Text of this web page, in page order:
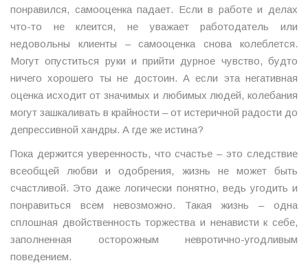
понравился, самооценка падает. Если в работе и делах
что-то не клеится, не уважает работодатель или
недовольны клиенты – самооценка снова колеблется.
Могут опуститься руки и прийти дурное чувство, будто
ничего хорошего ты не достоин. А если эта негативная
оценка исходит от значимых и любимых людей, колебания
могут зашкаливать в крайности – от истеричной радости до
депрессивной хандры. А где же истина?
Пока держится уверенность, что счастье – это следствие
всеобщей любви и одобрения, жизнь не может быть
счастливой. Это даже логически понятно, ведь угодить и
понравиться всем невозможно. Такая жизнь – одна
сплошная двойственность торжества и ненависти к себе,
заполненная осторожным невротично-угодливым
поведением.